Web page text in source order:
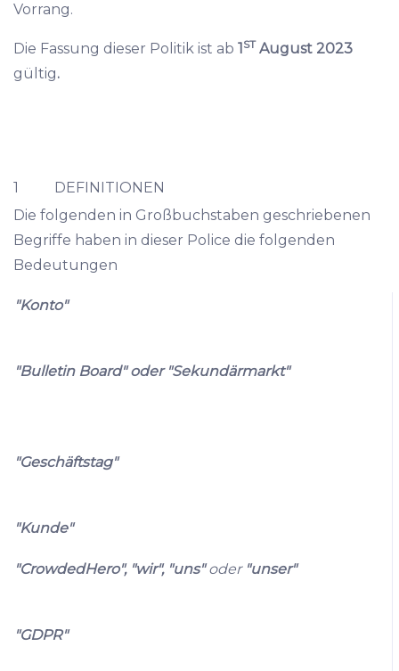
Vorrang.
Die Fassung dieser Politik ist ab 1 ST August 2023
gültig.
1 DEFINITIONEN
Die folgenden in Großbuchstaben geschriebenen
Begriffe haben in dieser Police die folgenden
Bedeutungen
"Konto"
"Bulletin Board" oder "Sekundärmarkt"
"Geschäftstag"
"Kunde"
"CrowdedHero", "wir", "uns"oder "unser"
"GDPR"